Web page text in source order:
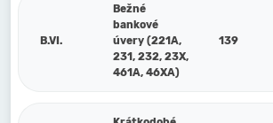
B.VI.
Bežné
bankové
úvery (221A,
231, 232, 23X,
461A, 46XA)
139